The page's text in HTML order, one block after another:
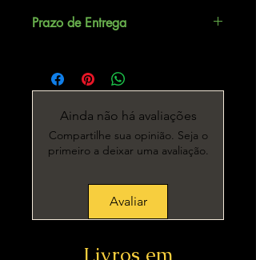
Prazo de Entrega
Ainda não há avaliações
Compartilhe sua opinião. Seja o
primeiro a deixar uma avaliação.
Avaliar
Livros em